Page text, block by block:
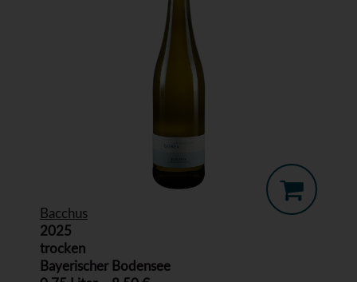
Bacchus
2025
trocken
Bayerischer Bodensee